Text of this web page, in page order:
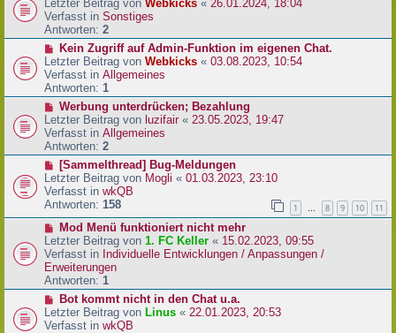
a
g
e
i
t
a
g
u
e
r
B
e
i
t
a
g
Letzter Beitrag von Webkicks « 26.01.2024, 18:04
Verfasst in Sonstiges
Antworten: 2
N
e
u
e
r
B
e
i
t
a
g
Kein Zugriff auf Admin-Funktion im eigenen Chat.
Letzter Beitrag von Webkicks « 03.08.2023, 10:54
Verfasst in Allgemeines
Antworten: 1
N
e
u
e
r
B
e
i
t
a
g
Werbung unterdrücken; Bezahlung
Letzter Beitrag von luzifair « 23.05.2023, 19:47
Verfasst in Allgemeines
Antworten: 2
N
e
u
e
r
B
e
i
t
r
a
g
[Sammelthread] Bug-Meldungen
Letzter Beitrag von Mogli « 01.03.2023, 23:10
Verfasst in wkQB
Antworten: 158 1 … 8 9 10 11
N
e
u
e
r
B
e
i
Mod Menü funktioniert nicht mehr
Letzter Beitrag von 1. FC Keller « 15.02.2023, 09:55
Verfasst in Individuelle Entwicklungen / Anpassungen /
Erweiterungen
Antworten: 1
N
e
u
Bot kommt nicht in den Chat u.a.
Letzter Beitrag von Linus « 22.01.2023, 20:53
Verfasst in wkQB